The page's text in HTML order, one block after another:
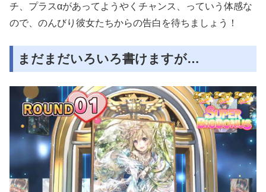
チ、プラスαがあってようやくチャンス、っていう体感な
ので、のんびり彼女たちからの告白を待ちましょう！
まだまだいろいろ書けますが…